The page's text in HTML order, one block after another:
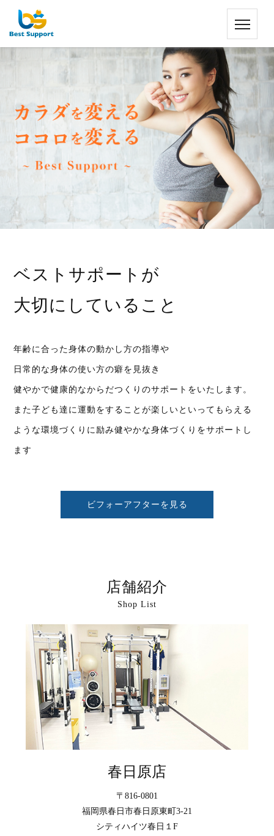
ベストサポートが
大切にしていること
年齢に合った身体の動かし方の指導や
日常的な身体の使い方の癖を見抜き
健やかで健康的なからだつくりのサポートをいたします。
また子ども達に運動をすることが楽しいといってもらえる
ような環境づくりに励み健やかな身体づくりをサポートし
ます
ビフォーアフターを見る
店舗紹介
Shop List
春日原店
〒816-0801
福岡県春日市春日原東町3-21
シティハイツ春日１F